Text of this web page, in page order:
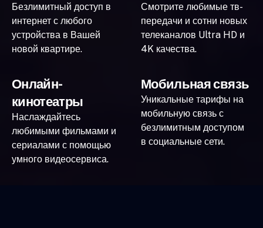
Безлимитный доступ в
интернет с любого
устройства в Вашей
новой квартире.
Смотрите любимые тв-
передачи и сотни новых
телеканалов Ultra HD и
4K качества.
Онлайн-
кинотеатры
Наслаждайтесь
любимыми фильмами и
сериалами с помощью
умного видеосервиса.
Мобильная связь
Уникальные тарифы на
мобильную связь с
безлимитным доступом
в социальные сети.